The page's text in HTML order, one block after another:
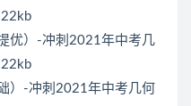
优）-冲刺2021年中考几
）-冲刺2021年中考几何